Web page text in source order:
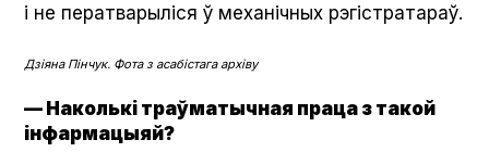
і не ператварыліся ў механічных рэгістратараў.
Дзіяна Пінчук. Фота з асабістага архіву
— Наколькі траўматычная праца з такой
інфармацыяй?